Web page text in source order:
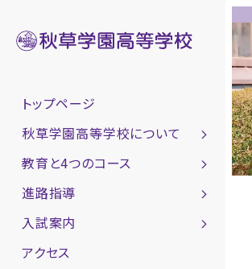
トップページ
秋草学園高等学校について
教育と4つのコース
進路指導
入試案内
アクセス